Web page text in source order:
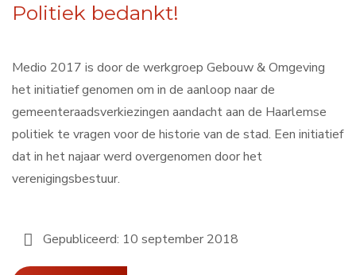
Politiek bedankt!
Medio 2017 is door de werkgroep Gebouw & Omgeving
het initiatief genomen om in de aanloop naar de
gemeenteraadsverkiezingen aandacht aan de Haarlemse
politiek te vragen voor de historie van de stad. Een initiatief
dat in het najaar werd overgenomen door het
verenigingsbestuur.
Gepubliceerd: 10 september 2018